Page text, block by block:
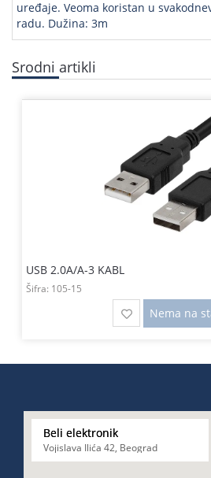
uređaje. Veoma koristan u
radu. Dužina: 3m
Srodni artikli
USB 2.0A/A-3 KABL
Šifra: 105-15
Nema na
Beli elektronik
Vojislava Ilića 42, Beograd